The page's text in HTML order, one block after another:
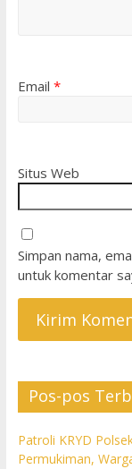
Email *
Situs Web
Simpan nama,
untuk komentar
Pos-pos
Patroli KRYD
Permukiman,